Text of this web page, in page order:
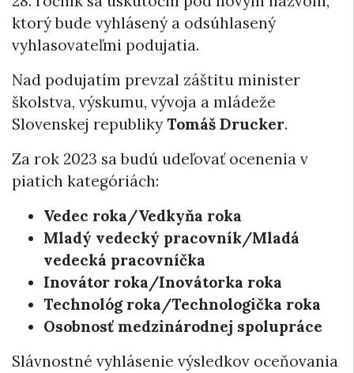
ktorý bude vyhlásený a odsúhlasený
vyhlasovateľmi podujatia.
Nad podujatím prevzal záštitu minister
školstva, výskumu, vývoja a mládeže
Slovenskej republikyTomáš Drucker.
Za rok 2023 sa budú udeľovať ocenenia v
piatich kategóriách:
Vedec roka/Vedkyňa roka
Mladý vedecký pracovník/Mladá
vedecká pracovníčka
Inovátor roka/Inovátorka roka
Technológ roka/Technologička roka
Osobnosť medzinárodnej spolupráce
Slávnostné vyhlásenie výsledkov oceňovania